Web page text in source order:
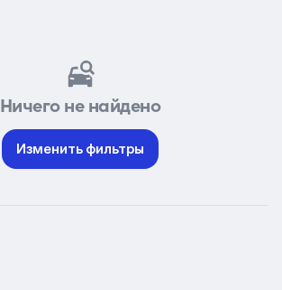
Ничего не найдено
Изменить фильтры